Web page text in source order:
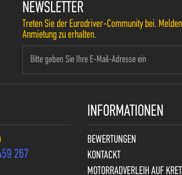
NEWSLETTER
Treten Sie der Eurodriver-Community bei.
Anmietung zu erhalten.
267
INFORMATIONEN
BEWERTUNGEN
KONTACKT
MOTORRADVERLEIH AUF